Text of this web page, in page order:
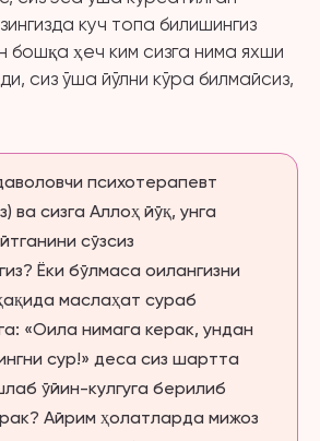
куч топа билишингиз
бошқа ҳеч ким сизга нима яхши
сиз ўша йўлни кўра билмайсиз,
психотерапевт
ва сизга Аллоҳ йўқ, унга
сўзсиз
Ёки бўлмаса оилангизни
маслаҳат сураб
«Оила нимага керак, ундан
сур!» деса сиз шартта
ўйин-кулгуга берилиб
Айрим ҳолатларда мижоз